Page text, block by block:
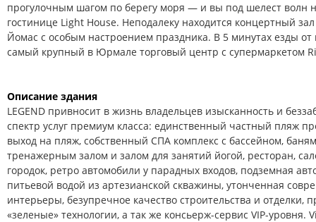
прогулочным шагом по берегу моря — и вы под шелест волн
гостинице Light House. Неподалеку находится концертный
Йомас с особым настроением праздника. В 5 минутах езды от
самый крупный в Юрмале торговый центр с супермаркетом
Описание здания
LEGEND привносит в жизнь владельцев изысканность и
спектр услуг премиум класса: единственный частный пляж
выход на пляж, собственный СПА комплекс с бассейном,
тренажерным залом и залом для занятий йогой, ресторан,
городок, ретро автомобили у парадных входов, подземная
питьевой водой из артезианской скважины, утонченная
интерьеры, безупречное качество строительства и
«зеленые» технологии, а так же консьерж-сервис VIP-уровня.